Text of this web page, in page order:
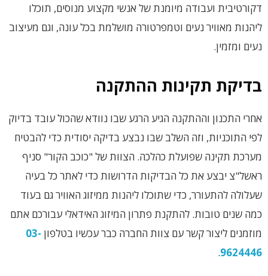
דקורטיבית ועבודה מיומנת של אנשי מקצוע מנוסים, תוכלו
ליהנות מאוויר נעים וטמפרטורה מושלמת בכל עונה, וגם מעיצוב
נעים ומזמין.
בדיקת תקינות ההתקנה
אחרי התכנון וההתקנה הגיע הרגע שבו נוודא שהכול עובד בדיוק
לפי התוכניות, וזה השלב שבו נבצע בדיקה יסודית כדי להבטיח
מערכת תקינה שפועלת כהלכה. הצוות של "כוכב הקור" סניף
ראשל"צ יבצע את כל הבדיקות הדרושות כדי לאתר כל בעיה
שעלולה להתעורר, כדי שתוכלו ליהנות ממיזוג האוויר גם בעוד
כמה שנים טובות. להתקנת פתרון המיזוג האידאלי עבורכם אתם
מוזמנים ליצור קשר עם צוות החברה כבר עכשיו בטלפון 03-
9624446
.